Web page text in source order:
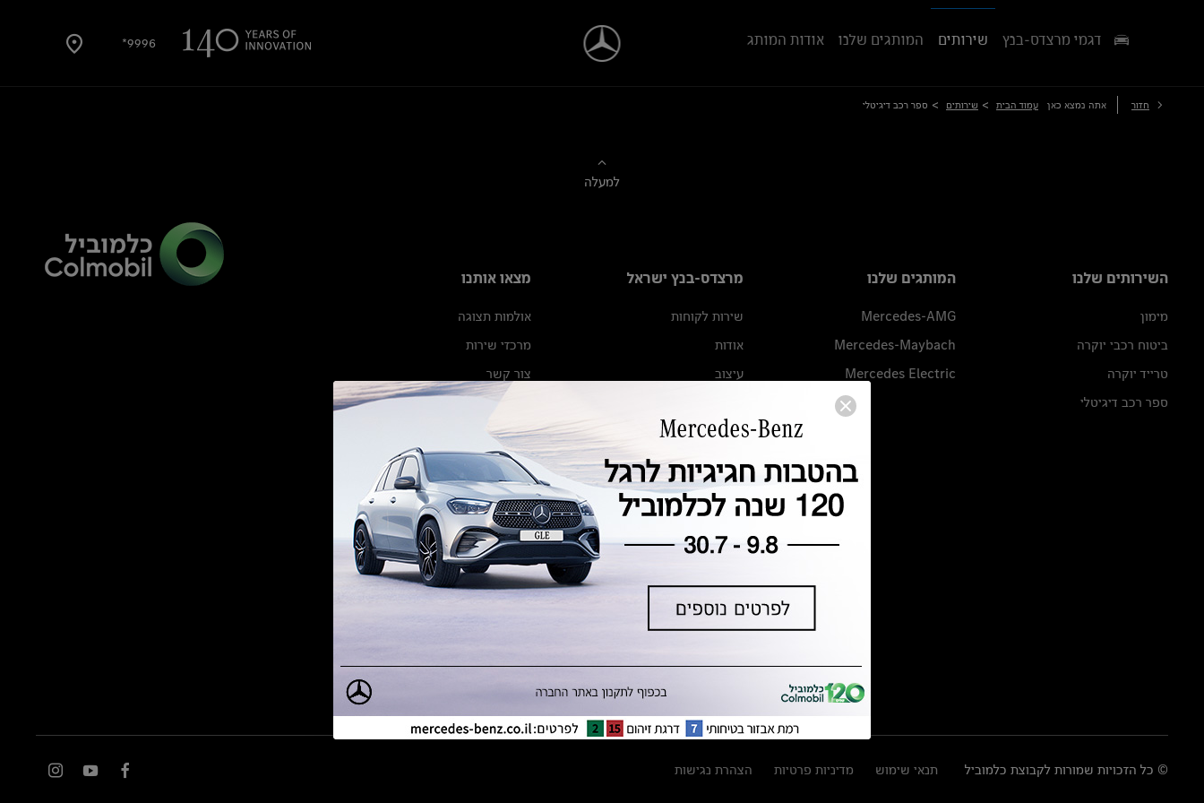
9996* דגמי מרצדס-בנץ שירותים המותגים שלנו אודות המותג
חזור אתה נמצא כאן עמוד הבית > שירותים > ספר רכב דיגיטלי
למעלה
השירותים שלנו
מימון
ביטוח רכבי יוקרה
טרייד יוקרה
ספר רכב דיגיטלי
המותגים שלנו
Mercedes-AMG
Mercedes-Maybach
Mercedes Electric
מרצדס-בנץ ישראל
שירות לקוחות
אודות
עיצוב
מגזין מרצדס-בנץ
ספרי רכב מרצדס-בנץ
נתוני זיהום אוויר וצריכת דלק וחשמל
נתוני תווית צמיגים
מחירון חלפים
הודעה על הטבות לרכבי מרצדס בהסדר
מצאו אותנו
אולמות תצוגה
מרכזי שירות
צור קשר
© כל הזכויות שמורות לקבוצת כלמוביל תנאי שימוש מדיניות פרטיות הצהרת נגישות